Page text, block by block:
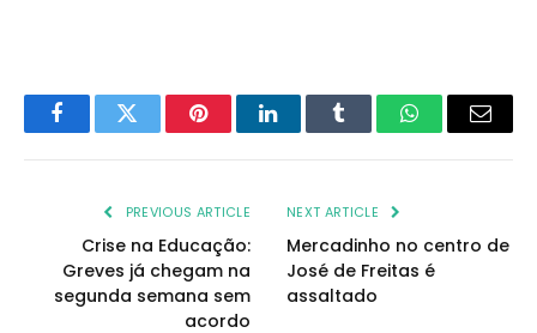
FacebookTwitter PinterestLinkedInTumblr WhatsAppEmail
PREVIOUS ARTICLE
Crise na Educação:
Greves já chegam na
segunda semana sem
acordo
NEXT ARTICLE
Mercadinho no centro de
José de Freitas é
assaltado